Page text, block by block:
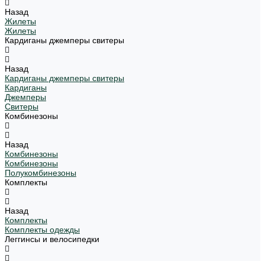
Назад
Жилеты
Жилеты
Кардиганы джемперы свитеры
Назад
Кардиганы джемперы свитеры
Кардиганы
Джемперы
Свитеры
Комбинезоны
Назад
Комбинезоны
Комбинезоны
Полукомбинезоны
Комплекты
Назад
Комплекты
Комплекты одежды
Леггинсы и велосипедки